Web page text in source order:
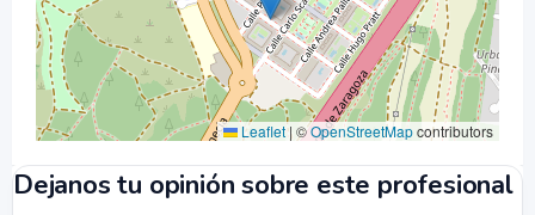
Leaflet |©OpenStreetMapcontributors
Dejanos tu opinión sobre este profesional